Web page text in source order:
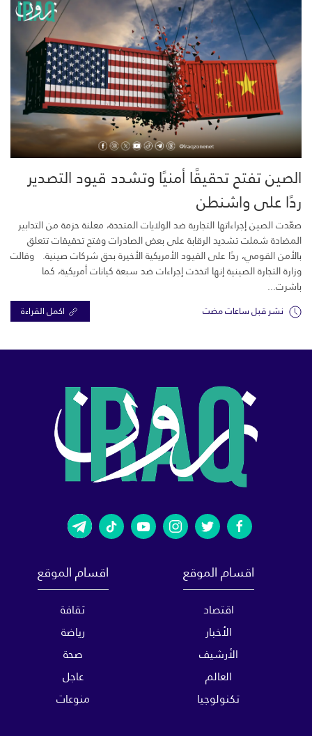
الصين تفتح تحقيقًا أمنيًا وتشدد قيود التصدير
ردًا على واشنطن
صعّدت الصين إجراءاتها التجارية ضد الولايات المتحدة، معلنة حزمة من التدابير
المضادة شملت تشديد الرقابة على بعض الصادرات وفتح تحقيقات تتعلق
بالأمن القومي، ردًا على القيود الأمريكية الأخيرة بحق شركات صينية. وقالت
وزارة التجارة الصينية إنها اتخذت إجراءات ضد سبعة كيانات أمريكية، كما
باشرت...
نشر قبل ساعات مضت اكمل القراءة
اقسام الموقع
اقتصاد
الأخبار
الأرشيف
العالم
تكنولوجيا
اقسام الموقع
ثقافة
رياضة
صحة
عاجل
منوعات